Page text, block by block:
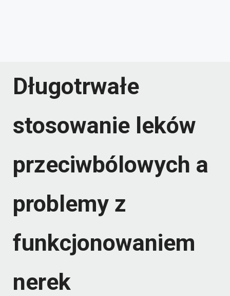
Długotrwałe
stosowanie leków
przeciwbólowych a
problemy z
funkcjonowaniem
nerek